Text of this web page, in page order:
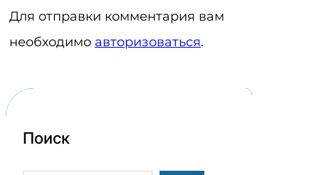
Для отправки комментария вам
необходимо авторизоваться.
Поиск